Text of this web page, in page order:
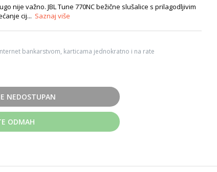
nije važno. JBL Tune 770NC bežične slušalice s prilagodljivim
cij... Saznaj više
bankarstvom, karticama jednokratno i na rate
NEDOSTUPAN
ODMAH